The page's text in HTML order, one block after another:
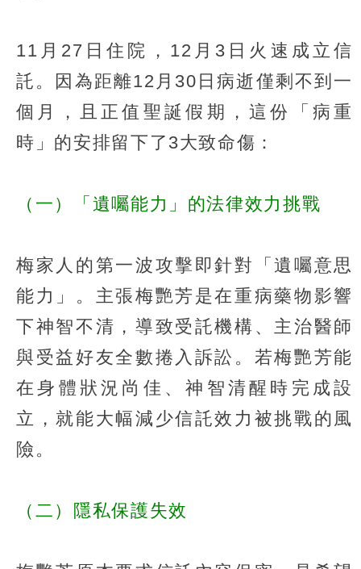
11月27日住院，12月3日火速成立信
託。因為距離12月30日病逝僅剩不到一
個月，且正值聖誕假期，這份「病重
時」的安排留下了3大致命傷：
（一）「遺囑能力」的法律效力挑戰
梅家人的第一波攻擊即針對「遺囑意思
能力」。主張梅艷芳是在重病藥物影響
下神智不清，導致受託機構、主治醫師
與受益好友全數捲入訴訟。若梅艷芳能
在身體狀況尚佳、神智清醒時完成設
立，就能大幅減少信託效力被挑戰的風
險。
（二）隱私保護失效